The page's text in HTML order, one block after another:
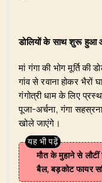
डोलियों के साथ शुरू हुआ
मां गंगा की भोग मूर्ति की
गांव से रवाना होकर भैरों
गंगोत्री धाम के लिए
पूजा-अर्चना, गंगा
खोले जाएंगे।
मौत के मुहाने से
बैल, बड़कोट फायर